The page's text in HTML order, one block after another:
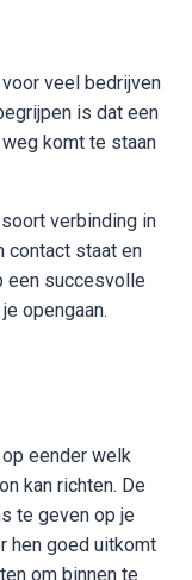
veel bedrijven
is dat een
komt te staan
verbinding in
contact staat en
een succesvolle
opengaan.
eender welk
kan richten. De
te geven op je
hen goed uitkomt
om binnen te